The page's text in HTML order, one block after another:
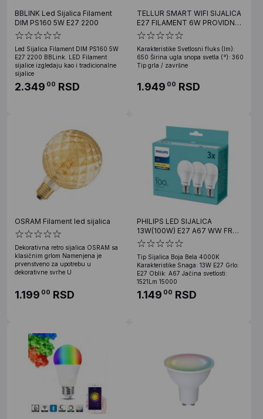
BBLINK Led Sijalica Filament
DIM PS160 5W E27 2200
Led Sijalica Filament DIM PS160 5W
E27 2200 BBLink. LED Filament
sijalice izgledaju kao i tradicionalne
sijalice
2.349 00 RSD
TELLUR SMART WIFI SIJALICA
E27 FILAMENT 6W PROVIDNA
TOLO BELA DIMABILNA
Karakteristike Svetlosni fluks (lm):
650 Širina ugla snopa svetla (°): 360
Tip grla / završne
1.949 00 RSD
OSRAM Filament led sijalica
Dekorativna retro sijalica OSRAM sa
klasičnim grlom Namenjena je
prvenstveno za upotrebu u
dekorativne svrhe U
1.199 00 RSD
PHILIPS LED SIJALICA
13W(100W) E27 A67 WW FR
SET 3/1 PS696
Tip Sijalica Boja Bela 4000K
Karakteristike Snaga: 13W E27 Grlo:
E27 Oblik: A67 Jačina svetlosti:
1521Lm 15000
1.149 00 RSD